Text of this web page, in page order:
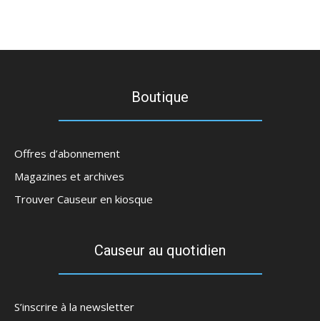
Boutique
Offres d’abonnement
Magazines et archives
Trouver Causeur en kiosque
Causeur au quotidien
S’inscrire à la newsletter